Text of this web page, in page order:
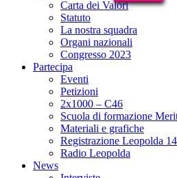
Carta dei Valori
Statuto
La nostra squadra
Organi nazionali
Congresso 2023
Partecipa
Eventi
Petizioni
2x1000 – C46
Scuola di formazione
Materiali e grafiche
Registrazione Leopolda
Radio Leopolda
News